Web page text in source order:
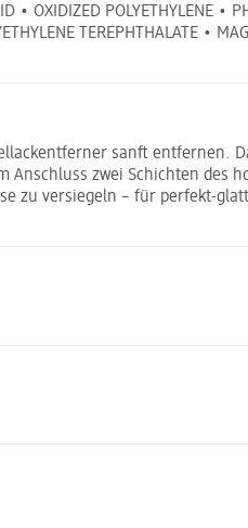
OXIDIZED POLYETHYLENE •
TEREPHTHALATE •
sanft entfernen.
zwei Schichten des
zu versiegeln – für perfekt-